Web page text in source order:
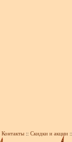
Контакты :: Скидки и акции